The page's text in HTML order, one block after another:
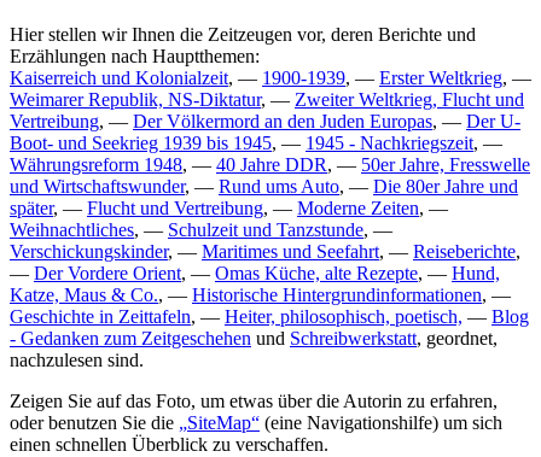
Hier stellen wir Ihnen die Zeitzeugen vor, deren Berichte und
Erzählungen nach Hauptthemen:
Kaiserreich und Kolonialzeit, — 1900-1939, — Erster Weltkrieg, —
Weimarer Republik, NS-Diktatur, — Zweiter Weltkrieg, Flucht und
Vertreibung, — Der Völkermord an den Juden Europas, — Der U-
Boot- und Seekrieg 1939 bis 1945, — 1945 - Nachkriegszeit, —
Währungsreform 1948, — 40 Jahre DDR, — 50er Jahre, Fresswelle
und Wirtschaftswunder, — Rund ums Auto, — Die 80er Jahre und
später, — Flucht und Vertreibung, — Moderne Zeiten, —
Weihnachtliches, — Schulzeit und Tanzstunde, —
Verschickungskinder, — Maritimes und Seefahrt, — Reiseberichte,
— Der Vordere Orient, — Omas Küche, alte Rezepte, — Hund,
Katze, Maus & Co., — Historische Hintergrundinformationen, —
Geschichte in Zeittafeln, — Heiter, philosophisch, poetisch, — Blog
- Gedanken zum Zeitgeschehen und Schreibwerkstatt, geordnet,
nachzulesen sind.
Zeigen Sie auf das Foto, um etwas über die Autorin zu erfahren,
oder benutzen Sie die
SiteMap
(eine Navigationshilfe) um sich
einen schnellen Überblick zu verschaffen.